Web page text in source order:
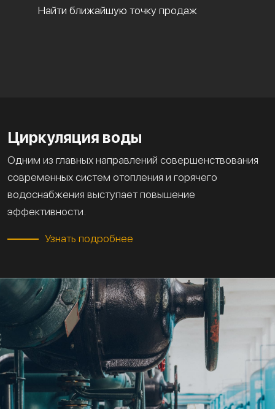
Найти ближайшую точку продаж
Циркуляция воды
Одним из главных направлений совершенствования
современных систем отопления и горячего
водоснабжения выступает повышение
эффективности.
Узнать подробнее